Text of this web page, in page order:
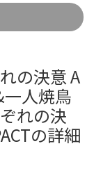
の決意 A
人焼鳥
れの決
の詳細